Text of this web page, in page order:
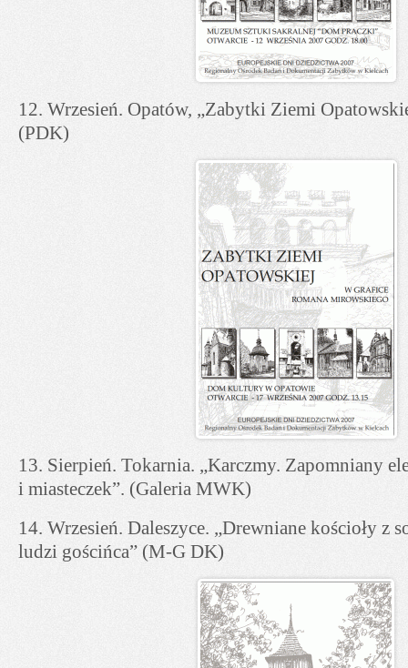
12. Wrzesień. Opatów, „Zabytki Ziemi
(PDK)
13. Sierpień. Tokarnia. „Karczmy. Zapomniany
i miasteczek”. (Galeria MWK)
14. Wrzesień. Daleszyce. „Drewniane kościoły z
ludzi gościńca” (M-G DK)